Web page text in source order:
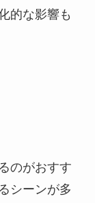
的な影響も
のがおすす
シーンが多